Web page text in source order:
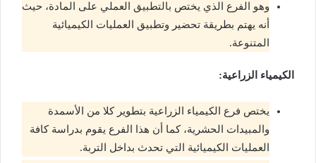
وهو الفرع الذي يختص بالتطبيق العملي على المادة، حيث
أنه يهتم بطريقة تحضير وتطبيق العمليات الكيميائية
المتنوعة.
الكيمياء الزراعية:
يختص فرع الكيمياء الزراعية بتطوير كلا من الأسمدة
والمبيدات الحشرية، كما أن هذا الفرع يقوم بدراسة كافة
العمليات الكيميائية التي تحدث بداخل التربة.